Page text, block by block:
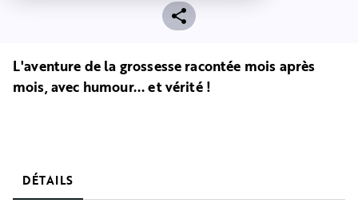
L'aventure de la grossesse racontée mois après
mois, avec humour... et vérité !
DÉTAILS